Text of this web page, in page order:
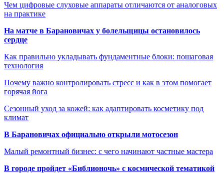
Чем цифровые слуховые аппараты отличаются от аналоговых
на практике
На матче в Барановичах у болельщицы остановилось
сердце
Как правильно укладывать фундаментные блоки: пошаговая
технология
Почему важно контролировать стресс и как в этом помогает
горячая йога
Сезонный уход за кожей: как адаптировать косметику под
климат
В Барановичах официально открыли мотосезон
Малый ремонтный бизнес: с чего начинают частные мастера
В городе пройдет «Библионочь» с космической тематикой